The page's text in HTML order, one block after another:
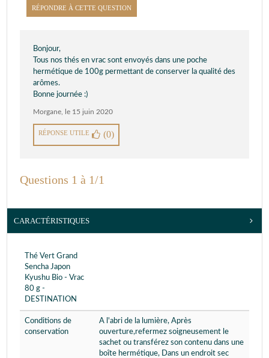
RÉPONDRE À CETTE QUESTION
Bonjour,
Tous nos thés en vrac sont envoyés dans une poche
hermétique de 100g permettant de conserver la qualité des
arômes.
Bonne journée :)
Morgane le 15 juin 2020
RÉPONSE UTILE (0)
Questions 1 à 1/1
CARACTÉRISTIQUES
Thé Vert Grand
Sencha Japon
Kyushu Bio - Vrac
80 g -
DESTINATION
Conditions de
conservation
A l'abri de la lumière, Après
ouverture,refermez soigneusement le
sachet ou transférez son contenu dans une
boîte hermétique, Dans un endroit sec